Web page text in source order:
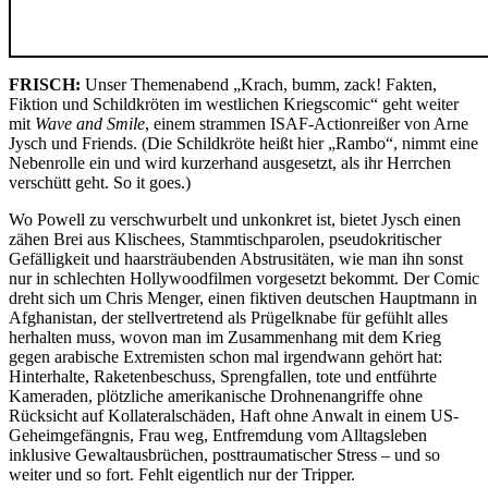
FRISCH: Unser Themenabend „Krach, bumm, zack! Fakten,
Fiktion und Schildkröten im westlichen Kriegscomic“ geht weiter
mit Wave and Smile, einem strammen ISAF-Actionreißer von Arne
Jysch und Friends. (Die Schildkröte heißt hier „Rambo“, nimmt eine
Nebenrolle ein und wird kurzerhand ausgesetzt, als ihr Herrchen
verschütt geht. So it goes.)
Wo Powell zu verschwurbelt und unkonkret ist, bietet Jysch einen
zähen Brei aus Klischees, Stammtischparolen, pseudokritischer
Gefälligkeit und haarsträubenden Abstrusitäten, wie man ihn sonst
nur in schlechten Hollywoodfilmen vorgesetzt bekommt. Der Comic
dreht sich um Chris Menger, einen fiktiven deutschen Hauptmann in
Afghanistan, der stellvertretend als Prügelknabe für gefühlt alles
herhalten muss, wovon man im Zusammenhang mit dem Krieg
gegen arabische Extremisten schon mal irgendwann gehört hat:
Hinterhalte, Raketenbeschuss, Sprengfallen, tote und entführte
Kameraden, plötzliche amerikanische Drohnenangriffe ohne
Rücksicht auf Kollateralschäden, Haft ohne Anwalt in einem US-
Geheimgefängnis, Frau weg, Entfremdung vom Alltagsleben
inklusive Gewaltausbrüchen, posttraumatischer Stress – und so
weiter und so fort. Fehlt eigentlich nur der Tripper.